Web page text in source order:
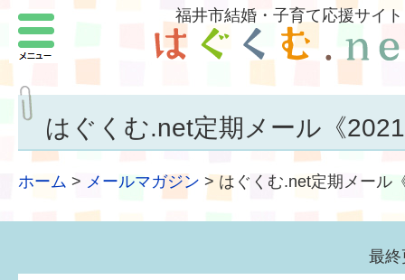
福井市結婚・子育て応援サイト
はぐくむ.net定期メール《
ホーム > メールマガジン > はぐくむ.net定期メール
最終
メニュー
結婚したい
子どもがほしい